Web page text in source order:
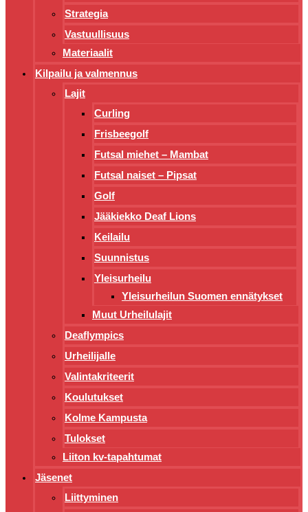
Strategia
Vastuullisuus
Materiaalit
Kilpailu ja valmennus
Lajit
Curling
Frisbeegolf
Futsal miehet – Mambat
Futsal naiset – Pipsat
Golf
Jääkiekko Deaf Lions
Keilailu
Suunnistus
Yleisurheilu
Yleisurheilun Suomen ennätykset
Muut Urheilulajit
Deaflympics
Urheilijalle
Valintakriteerit
Koulutukset
Kolme Kampusta
Tulokset
Liiton kv-tapahtumat
Jäsenet
Liittyminen